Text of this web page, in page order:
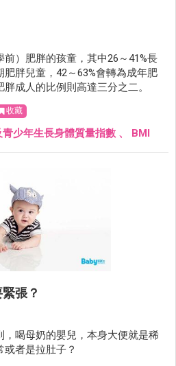
）肥胖的孩童，其中26～41%長
胖兒童，42～63%會轉為成年肥
成人的比例則高達三分之二。
收藏
青少年生長身體質量指數 、 BMI
張？
，喝母奶的嬰兒，本身大便就是稀
者是拉肚子？